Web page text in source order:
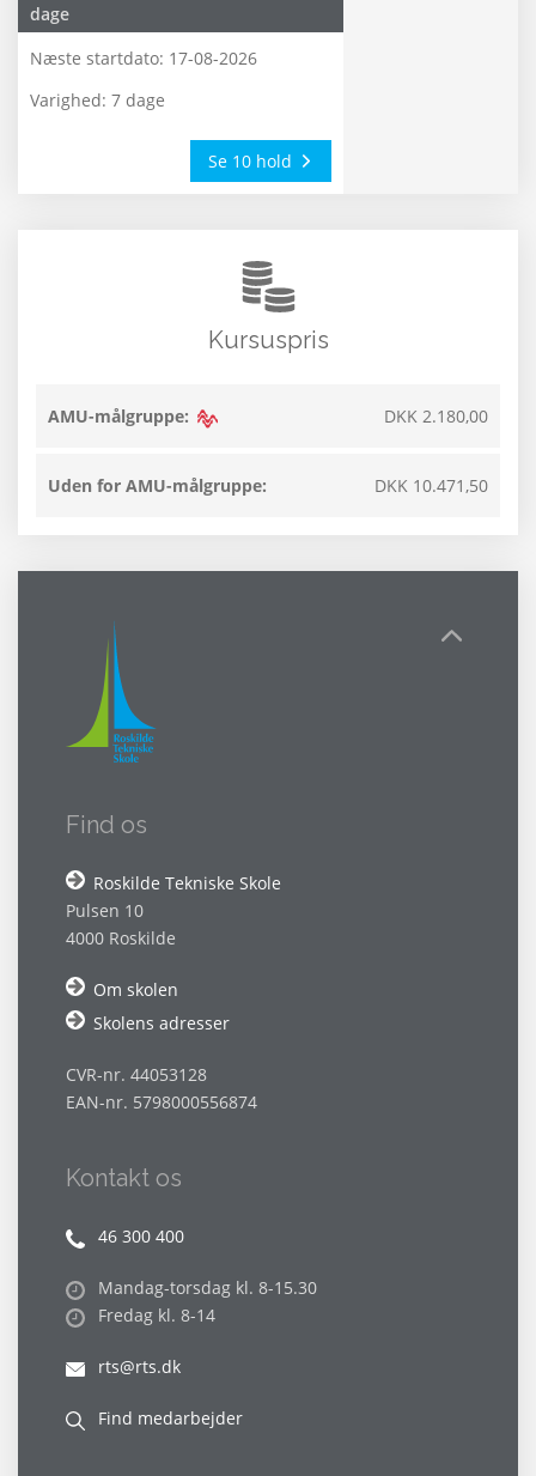
dage
Næste startdato: 17-08-2026
Varighed: 7 dage
Se 10 hold
Kursuspris
AMU-målgruppe: DKK 2.180,00
Uden for AMU-målgruppe: DKK 10.471,50
Find os
Roskilde Tekniske Skole
Pulsen 10
4000 Roskilde
Om skolen
Skolens adresser
CVR-nr. 44053128
EAN-nr. 5798000556874
Kontakt os
46 300 400
Mandag-torsdag kl. 8-15.30
Fredag kl. 8-14
rts@rts.dk
Find medarbejder